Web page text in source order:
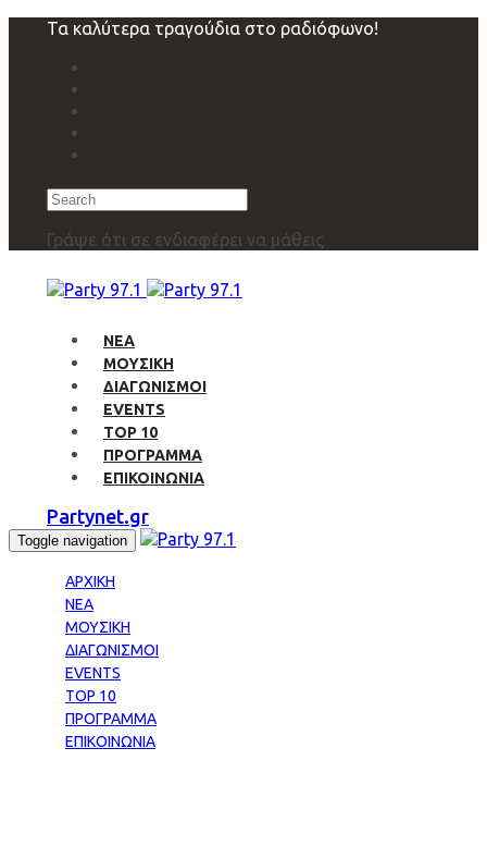
navigation
Τα καλύτερα τραγούδια στο ραδιόφωνο!
Search
Γράψε ότι σε ενδιαφέρει να μάθεις
ΝΕΑ
ΜΟΥΣΙΚΗ
ΔΙΑΓΩΝΙΣΜΟΙ
EVENTS
TOP 10
ΠΡΟΓΡΑΜΜΑ
ΕΠΙΚΟΙΝΩΝΙΑ
Partynet.gr
Toggle navigation
ΑΡΧΙΚΗ
ΝΕΑ
ΜΟΥΣΙΚΗ
ΔΙΑΓΩΝΙΣΜΟΙ
EVENTS
TOP 10
ΠΡΟΓΡΑΜΜΑ
ΕΠΙΚΟΙΝΩΝΙΑ